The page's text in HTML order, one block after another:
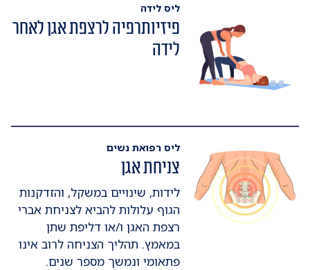
ליס לידה
פיזיותרפיה לרצפת אגן לאחר
לידה
ליס רפואת נשים
צניחת אגן
לידות, שינויים במשקל, והזדקנות
הגוף עלולות להביא לצניחת אברי
רצפת האגן ו/או דליפת שתן
במאמץ. תהליך הצניחה לרוב אינו
פתאומי ונמשך מספר שנים.